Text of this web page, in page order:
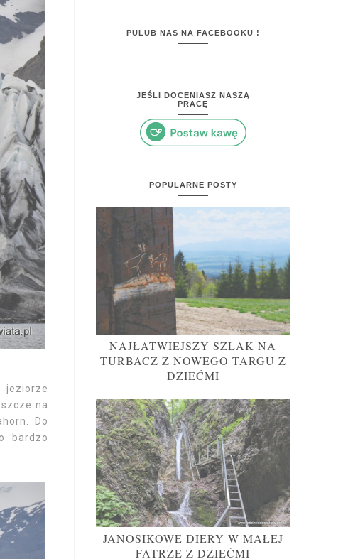
jeziorze
na
Do
bardzo
PULUB NAS NA FACEBOOKU !
JEŚLI DOCENIASZ NASZĄ
PRACĘ
POPULARNE POSTY
NAJŁATWIEJSZY SZLAK NA
TURBACZ Z NOWEGO TARGU Z
DZIEĆMI
JANOSIKOWE DIERY W MAŁEJ
FATRZE Z DZIEĆMI